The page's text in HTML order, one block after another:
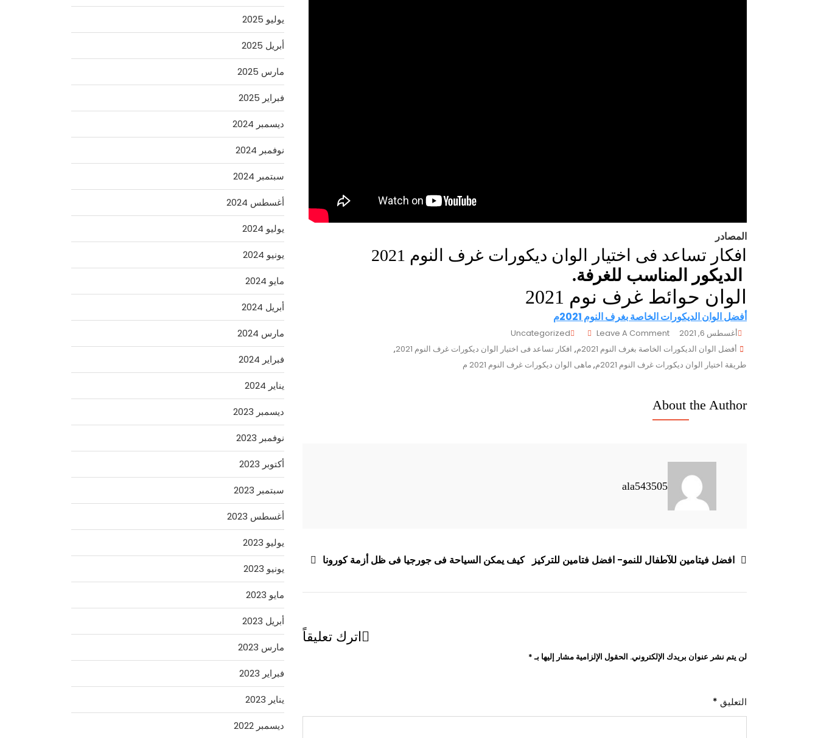
المصادر
افكار تساعد فى اختيار الوان ديكورات غرف النوم 2021
الديكور المناسب للغرفة.
الوان حوائط غرف نوم 2021
أفضل الوان الديكورات الخاصة بغرف النوم 2021م
أغسطس 6, 2021 Leave A Comment
أفضل
الوان
Uncategorized
Tags
أفضل الوان الديكورات الخاصة بغرف النوم 2021م , افكار تساعد فى اختيار الوان ديكورات غرف النوم 2021
,
طريقة اختيار الوان ديكورات غرف النوم 2021م
, ماهى الوان ديكورات غرف النوم 2021 م
About the Author
ala543505
تصفّح
المقالات
كيف يمكن السياحة فى جورجيا فى ظل أزمة كورونا افضل فيتامين للآطفال للنمو- افضل فتامين للتركيز
اترك تعليقاً
لن يتم نشر عنوان بريدك الإلكتروني. الحقول الإلزامية مشار إليها بـ*
التعليق *
يوليو 2025
أبريل 2025
مارس 2025
فبراير 2025
ديسمبر 2024
نوفمبر 2024
سبتمبر 2024
أغسطس 2024
يوليو 2024
يونيو 2024
مايو 2024
أبريل 2024
مارس 2024
فبراير 2024
يناير 2024
ديسمبر 2023
نوفمبر 2023
أكتوبر 2023
سبتمبر 2023
أغسطس 2023
يوليو 2023
يونيو 2023
مايو 2023
أبريل 2023
مارس 2023
فبراير 2023
يناير 2023
ديسمبر 2022